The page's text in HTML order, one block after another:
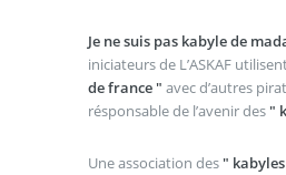
Je ne suis pas kabyle de
iniciateurs de L’ASKAF
de france " avec d’autres
résponsable de l’avenir des "
Une association des "